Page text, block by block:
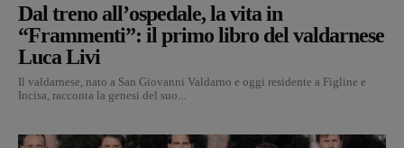
Dal treno all’ospedale, la vita in
“Frammenti”: il primo libro del valdarnese
Luca Livi
Il valdarnese, nato a San Giovanni Valdarno e oggi residente a Figline e
Incisa, racconta la genesi del suo...